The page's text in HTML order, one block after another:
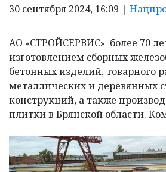
30 сентября 2024, 16:09 |
АО «СТРОЙСЕРВИС» более 70
изготовлением сборных
бетонных изделий, товарного
металлических и деревянных
конструкций, а также
плитки в Брянской области.